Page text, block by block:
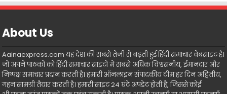
About Us
Aainaexpress.com यह देश की सबसे तेजी से बढ़ती हुई हिंदी समाचार वेबसाइट है।
जो अपने पाठकों को हिंदी समाचार साइटों में सबसे अधिक विश्वसनीय, ईमानदार और
निष्पक्ष समाचार प्रदान करती है। हमारी ऑनलाइन संपादकीय टीम हर दिन अद्वितीय,
गहन सामग्री तैयार करती है। हमारी साइट 24 घंटे अपडेट होती है, जिससे कोई